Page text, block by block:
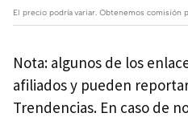
El precio podría variar. Obtenemos comisión
Nota: algunos de los
afiliados y pueden
Trendencias. En caso de